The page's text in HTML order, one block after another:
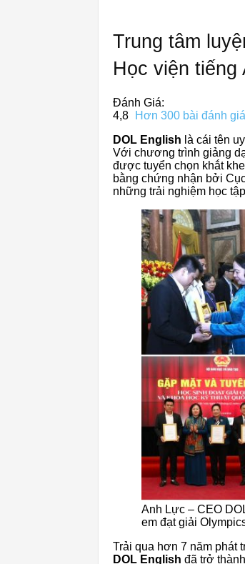
Trung tâm
Học viện
Đánh Giá:
4,8
Hơn 300 bài đánh giá
DOL English là cái tên
Với chương trình giảng
được tuyển chọn khắt
bằng chứng nhận bởi
những trải nghiệm học
Anh Lực – CEO
em đạt giải
Trải qua hơn 7 năm phát
DOL English đã trở